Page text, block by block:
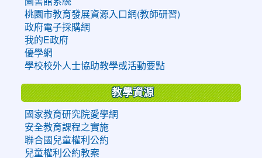
桃園市教育發展資源入口網(教師研習)
政府電子採購網
我的E政府
優學網
學校校外人士協助教學或活動要點
教學資源
國家教育研究院愛學網
安全教育課程之實施
聯合國兒童權利公約
兒童權利公約教案